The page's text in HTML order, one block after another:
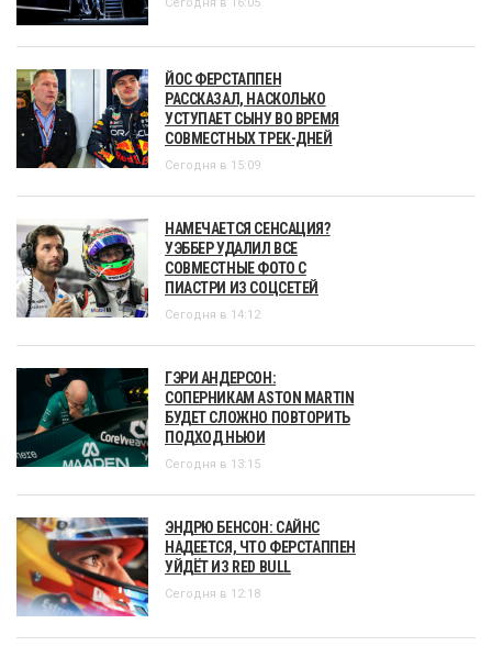
ЙОС ФЕРСТАППЕН
РАССКАЗАЛ, НАСКОЛЬКО
УСТУПАЕТ СЫНУ ВО ВРЕМЯ
СОВМЕСТНЫХ ТРЕК-ДНЕЙ
Сегодня в 15:09
НАМЕЧАЕТСЯ СЕНСАЦИЯ?
УЭББЕР УДАЛИЛ ВСЕ
СОВМЕСТНЫЕ ФОТО С
ПИАСТРИ ИЗ СОЦСЕТЕЙ
Сегодня в 14:12
ГЭРИ АНДЕРСОН:
СОПЕРНИКАМ ASTON MARTIN
БУДЕТ СЛОЖНО ПОВТОРИТЬ
ПОДХОД НЬЮИ
Сегодня в 13:15
ЭНДРЮ БЕНСОН: САЙНС
НАДЕЕТСЯ, ЧТО ФЕРСТАППЕН
УЙДЁТ ИЗ RED BULL
Сегодня в 12:18